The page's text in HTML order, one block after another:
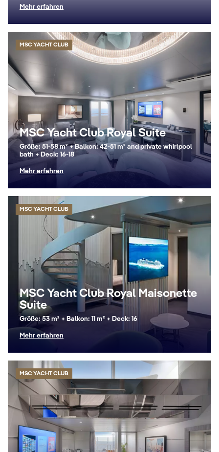
Mehr erfahren
MSC YACHT CLUB
MSC Yacht Club Royal Suite
Größe: 51-58 m² + Balkon: 42-51 m² and private whirlpool
bath + Deck: 16-18
Mehr erfahren
MSC YACHT CLUB
MSC Yacht Club Royal Maisonette
Suite
Größe: 53 m² + Balkon: 11 m² + Deck: 16
Mehr erfahren
MSC YACHT CLUB